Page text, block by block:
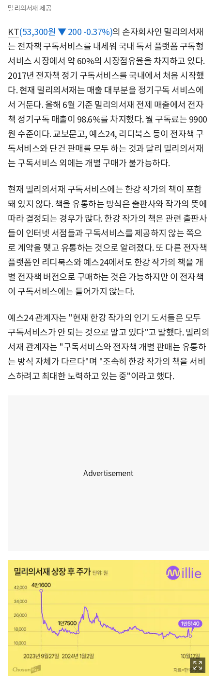
밀리의서재 제공
KT(53,300원 ▼ 200 -0.37%)의 손자회사인 밀리의서재
는 전자책 구독서비스를 내세워 국내 독서 플랫폼 구독형
서비스 시장에서 약 60%의 시장점유율을 차지하고 있다.
2017년 전자책 정기 구독서비스를 국내에서 처음 시작했
다. 현재 밀리의서재는 매출 대부분을 정기구독 서비스에
서 거둔다. 올해 6월 기준 밀리의서재 전제 매출에서 전자
책 정기구독 매출이 98.6%를 차지했다. 월 구독료는 9900
원 수준이다. 교보문고, 예스24, 리디북스 등이 전자책 구
독서비스와 단건 판매를 모두 하는 것과 달리 밀리의서재
는 구독서비스 외에는 개별 구매가 불가능하다.
현재 밀리의서재 구독서비스에는 한강 작가의 책이 포함
돼 있지 않다. 책을 유통하는 방식은 출판사와 작가의 뜻에
따라 결정되는 경우가 많다. 한강 작가의 책은 관련 출판사
들이 인터넷 서점들과 구독서비스를 제공하지 않는 쪽으
로 계약을 맺고 유통하는 것으로 알려졌다. 또 다른 전자책
플랫폼인 리디북스와 예스24에서도 한강 작가의 책을 개
별 전자책 버전으로 구매하는 것은 가능하지만 이 전자책
이 구독서비스에는 들어가지 않는다.
예스24 관계자는 "현재 한강 작가의 인기 도서들은 모두
구독서비스가 안 되는 것으로 알고 있다"고 말했다. 밀리의
서재 관계자는 "구독서비스와 전자책 개별 판매는 유통하
는 방식 자체가 다르다"며 "조속히 한강 작가의 책을 서비
스하려고 최대한 노력하고 있는 중"이라고 했다.